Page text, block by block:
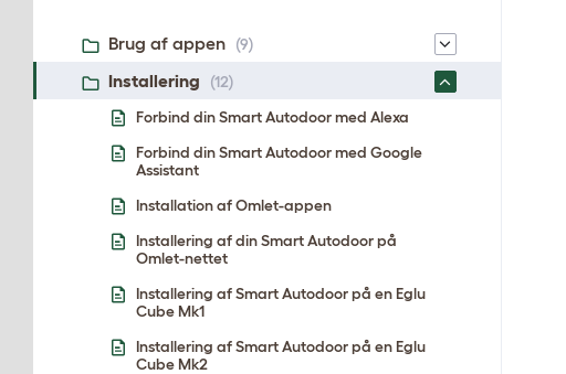
Brug af appen (9)
Installering
(12)
Forbind din Smart Autodoor med Alexa
Forbind din Smart Autodoor med Google
Assistant
Installation af Omlet-appen
Installering af din Smart Autodoor på
Omlet-nettet
Installering af Smart Autodoor på en Eglu
Cube Mk1
Installering af Smart Autodoor på en Eglu
Cube Mk2